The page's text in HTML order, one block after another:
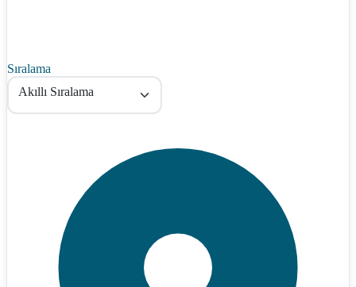
Sıralama
Akıllı Sıralama